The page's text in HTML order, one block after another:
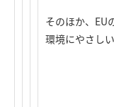
そのほか、EU
環境にやさしい